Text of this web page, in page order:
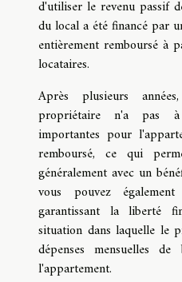
d'utiliser le revenu passif
du local a été financé par
entièrement remboursé à
locataires.
Après plusieurs
propriétaire n'a pas à
importantes pour
remboursé, ce qui
généralement avec un
vous pouvez
garantissant la liberté
situation dans laquelle le
dépenses mensuelles
l'appartement.